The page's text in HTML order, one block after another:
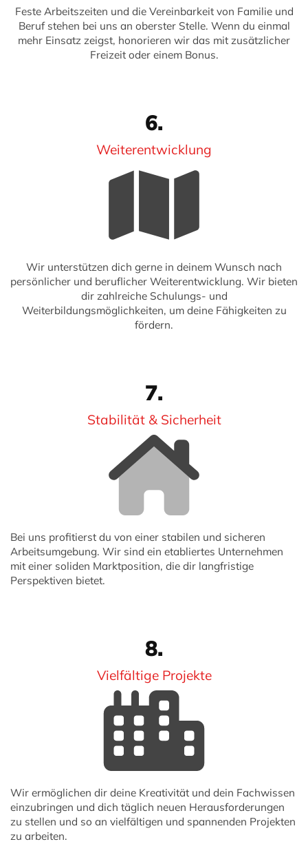
Feste Arbeitszeiten und die Vereinbarkeit von Familie und
Beruf stehen bei uns an oberster Stelle. Wenn du einmal
mehr Einsatz zeigst, honorieren wir das mit zusätzlicher
Freizeit oder einem Bonus.
6.
Weiterentwicklung
Wir unterstützen dich gerne in deinem Wunsch nach
persönlicher und beruflicher Weiterentwicklung. Wir bieten
dir zahlreiche Schulungs- und
Weiterbildungsmöglichkeiten, um deine Fähigkeiten zu
fördern.
7.
Stabilität & Sicherheit
Bei uns profitierst du von einer stabilen und sicheren
Arbeitsumgebung. Wir sind ein etabliertes Unternehmen
mit einer soliden Marktposition, die dir langfristige
Perspektiven bietet.
8.
Vielfältige Projekte
Wir ermöglichen dir deine Kreativität und dein Fachwissen
einzubringen und dich täglich neuen Herausforderungen
zu stellen und so an vielfältigen und spannenden Projekten
zu arbeiten.